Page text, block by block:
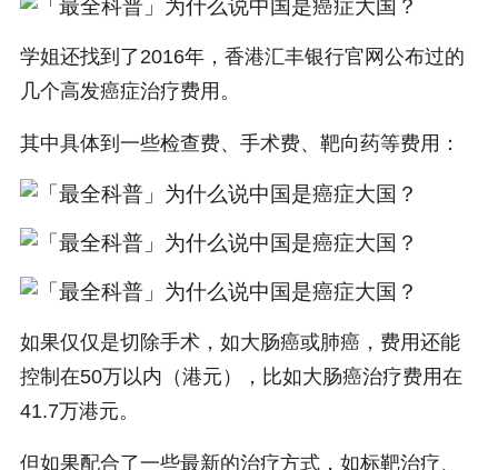
学姐还找到了2016年，香港汇丰银行官网公布过的
几个高发癌症治疗费用。
其中具体到一些检查费、手术费、靶向药等费用：
如果仅仅是切除手术，如大肠癌或肺癌，费用还能
控制在50万以内（港元），比如大肠癌治疗费用在
41.7万港元。
但如果配合了一些最新的治疗方式，如标靶治疗、